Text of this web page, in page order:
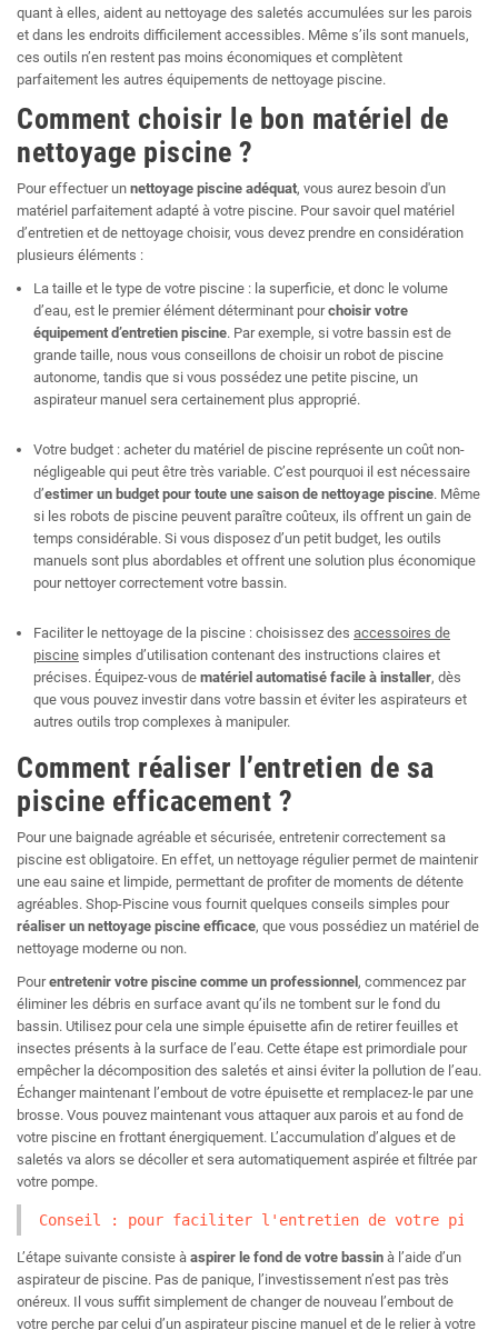
quant à elles, aident au nettoyage des saletés accumulées sur les parois
et dans les endroits difficilement accessibles. Même s’ils sont manuels,
ces outils n’en restent pas moins économiques et complètent
parfaitement les autres équipements de nettoyage piscine.
Comment choisir le bon matériel de
nettoyage piscine ?
Pour effectuer un nettoyage piscine adéquat, vous aurez besoin d'un
matériel parfaitement adapté à votre piscine. Pour savoir quel matériel
d’entretien et de nettoyage choisir, vous devez prendre en considération
plusieurs éléments :
La taille et le type de votre piscine : la superficie, et donc le volume
d’eau, est le premier élément déterminant pourchoisir votre
équipement d’entretien piscine. Par exemple, si votre bassin est de
grande taille, nous vous conseillons de choisir un robot de piscine
autonome, tandis que si vous possédez une petite piscine, un
aspirateur manuel sera certainement plus approprié.
Votre budget : acheter du matériel de piscine représente un coût non-
négligeable qui peut être très variable. C’est pourquoi il est nécessaire
d’estimer un budget pour toute une saison de nettoyage piscine. Même
si les robots de piscine peuvent paraître coûteux, ils offrent un gain de
temps considérable. Si vous disposez d’un petit budget, les outils
manuels sont plus abordables et offrent une solution plus économique
pour nettoyer correctement votre bassin.
Faciliter le nettoyage de la piscine : choisissez des accessoires de
piscine simples d’utilisation contenant des instructions claires et
précises. Équipez-vous de matériel automatisé facile à installer, dès
que vous pouvez investir dans votre bassin et éviter les aspirateurs et
autres outils trop complexes à manipuler.
Comment réaliser l’entretien de sa
piscine efficacement ?
Pour une baignade agréable et sécurisée, entretenir correctement sa
piscine est obligatoire. En effet, un nettoyage régulier permet de maintenir
une eau saine et limpide, permettant de profiter de moments de détente
agréables. Shop-Piscine vous fournit quelques conseils simples pour
réaliser un nettoyage piscine efficace, que vous possédiez un matériel de
nettoyage moderne ou non.
Pourentretenir votre piscine comme un professionnel, commencez par
éliminer les débris en surface avant qu’ils ne tombent sur le fond du
bassin. Utilisez pour cela une simple épuisette afin de retirer feuilles et
insectes présents à la surface de l’eau. Cette étape est primordiale pour
empêcher la décomposition des saletés et ainsi éviter la pollution de l’eau.
Échanger maintenant l’embout de votre épuisette et remplacez-le par une
brosse. Vous pouvez maintenant vous attaquer aux parois et au fond de
votre piscine en frottant énergiquement. L’accumulation d’algues et de
saletés va alors se décoller et sera automatiquement aspirée et filtrée par
votre pompe.
Conseil : pour faciliter l'entretien de votre
L’étape suivante consiste à aspirer le fond de votre bassin à l’aide d’un
aspirateur de piscine. Pas de panique, l’investissement n’est pas très
onéreux. Il vous suffit simplement de changer de nouveau l’embout de
votre perche par celui d’un aspirateur piscine manuel et de le relier à votre